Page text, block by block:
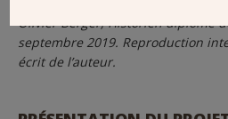
Olivier Berger, Historien diplômé
septembre 2019. Reproduction
écrit de l’auteur.